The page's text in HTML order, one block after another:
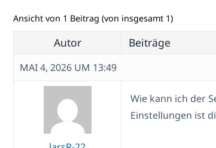
Ansicht von 1 Beitrag (von insgesamt 1)
Autor Beiträge
MAI 4, 2026 UM 13:49
Wie kann ich der
Einstellungen ist